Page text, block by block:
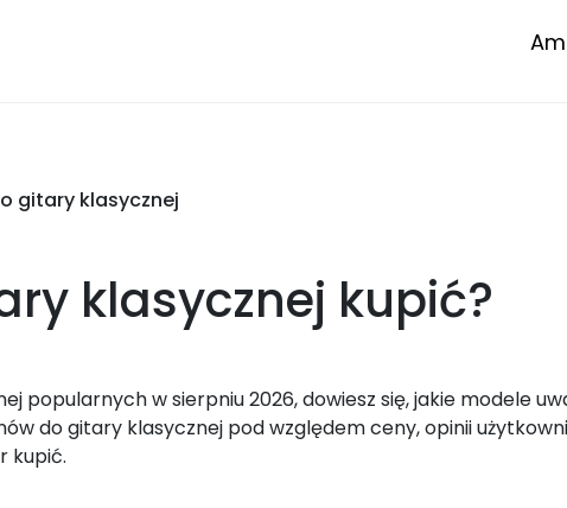
gitary klasycznej
klasycznej kupić?
popularnych w sierpniu 2026, dowiesz się, jakie modele
do gitary klasycznej pod względem ceny, opinii
kupić.